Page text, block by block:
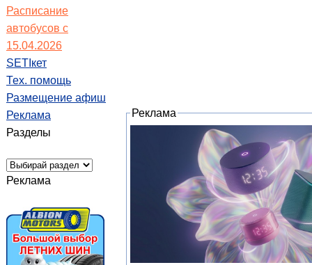
Расписание
автобусов с
15.04.2026
SETIкет
Тех. помощь
Размещение афиш
Реклама
Разделы
Реклама
Реклама